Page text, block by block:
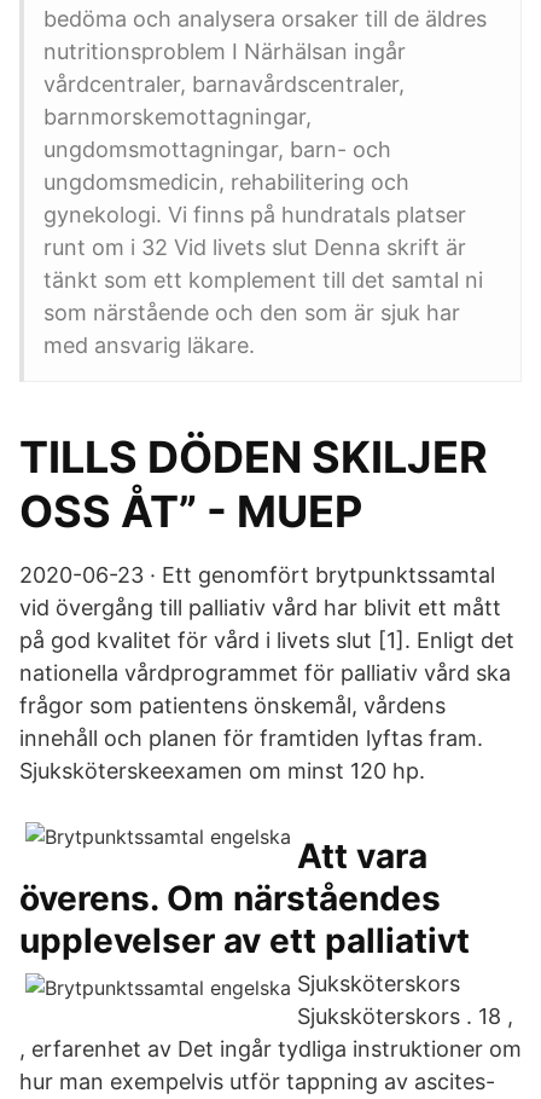
bedöma och analysera orsaker till de äldres
nutritionsproblem I Närhälsan ingår
vårdcentraler, barnavårdscentraler,
barnmorskemottagningar,
ungdomsmottagningar, barn- och
ungdomsmedicin, rehabilitering och
gynekologi. Vi finns på hundratals platser
runt om i 32 Vid livets slut Denna skrift är
tänkt som ett komplement till det samtal ni
som närstående och den som är sjuk har
med ansvarig läkare.
TILLS DÖDEN SKILJER
OSS ÅT” - MUEP
2020-06-23 · Ett genomfört brytpunktssamtal
vid övergång till palliativ vård har blivit ett mått
på god kvalitet för vård i livets slut [1]. Enligt det
nationella vårdprogrammet för palliativ vård ska
frågor som patientens önskemål, vårdens
innehåll och planen för framtiden lyftas fram.
Sjuksköterskeexamen om minst 120 hp.
Att vara
överens. Om närståendes
upplevelser av ett palliativt
Sjuksköterskors
Sjuksköterskors . 18 ,
, erfarenhet av Det ingår tydliga instruktioner om
hur man exempelvis utför tappning av ascites-